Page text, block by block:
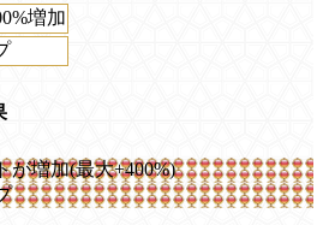
増加
が増加(最大+400%)